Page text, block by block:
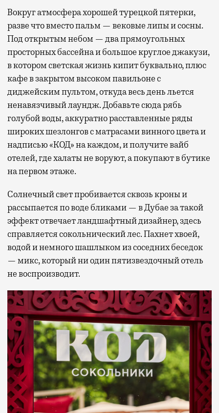
Вокруг атмосфера хорошей турецкой пятерки,
разве что вместо пальм — вековые липы и сосны.
Под открытым небом — два прямоугольных
просторных бассейна и большое круглое джакузи,
в котором светская жизнь кипит буквально, плюс
кафе в закрытом высоком павильоне с
диджейским пультом, откуда весь день льется
ненавязчивый лаундж. Добавьте сюда рябь
голубой воды, аккуратно расставленные ряды
широких шезлонгов с матрасами винного цвета и
надписью «КОД» на каждом, и получите вайб
отелей, где халаты не воруют, а покупают в бутике
на первом этаже.
Солнечный свет пробивается сквозь кроны и
рассыпается по воде бликами — в Дубае за такой
эффект отвечает ландшафтный дизайнер, здесь
справляется сокольнический лес. Пахнет хвоей,
водой и немного шашлыком из соседних беседок
— микс, который ни один пятизвездочный отель
не воспроизводит.